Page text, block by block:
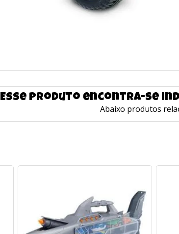
Esse produto encontra-se
Abaixo produtos